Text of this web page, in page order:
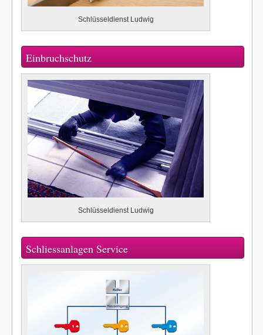
Schlüsseldienst Ludwig
Einbruchschutz
Schlüsseldienst Ludwig
Schliessanlagen Service